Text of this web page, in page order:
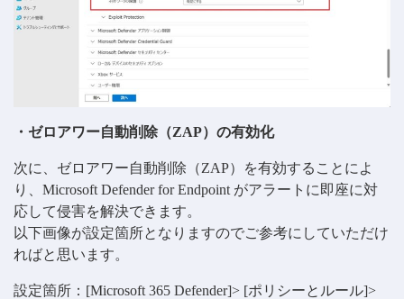
・ゼロアワー自動削除（ZAP）の有効化
次に、ゼロアワー自動削除（ZAP）を有効することによ
り、Microsoft Defender for Endpoint がアラートに即座に対
応して侵害を解決できます。
以下画像が設定箇所となりますのでご参考にしていただけ
ればと思います。
設定箇所：[Microsoft 365 Defender]> [ポリシーとルール]>